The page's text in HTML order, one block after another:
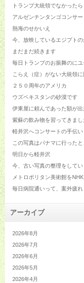
トランプ大統領でなかったら
アルゼンチンタンゴコンサー
熱海のせかいえ
今、放映しているエジプトの
まだまだ続きます
毎日トランプのお振舞のに
こらえ（症）がない大統領に
２５０周年のアメリカ
ウズベキスタンの砂漠です
伊東屋に頼んであった額が
紫蘇の飲み物を習ってきまし
軽井沢へコンサートの手伝い
この写真はパナマに行った
明日から軽井沢
今、古い写真の整理をしてい
メトロポリタン美術館を
毎日病院通いって、案外疲れ
アーカイブ
2026年8月
2026年7月
2026年6月
2026年5月
2026年4月